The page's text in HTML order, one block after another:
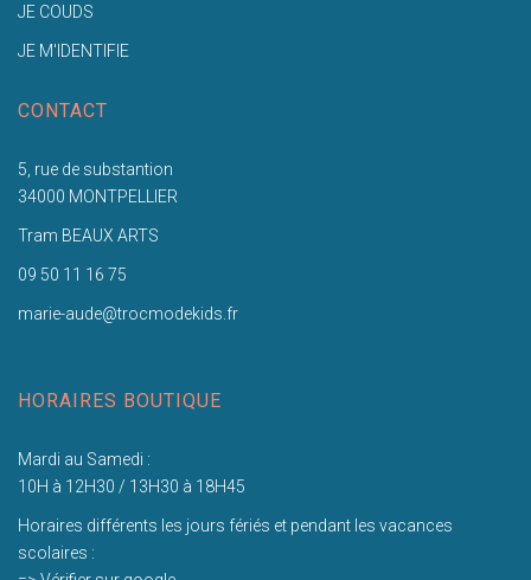
JE COUDS
JE M'IDENTIFIE
CONTACT
5, rue de substantion
34000 MONTPELLIER
Tram BEAUX ARTS
09 50 11 16 75
marie-aude@trocmodekids.fr
HORAIRES BOUTIQUE
Mardi au Samedi :
10H à 12H30 / 13H30 à 18H45
Horaires différents les jours fériés et pendant les vacances
scolaires :